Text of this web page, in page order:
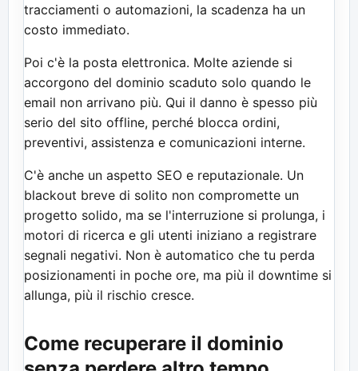
tracciamenti o automazioni, la scadenza ha un
costo immediato.
Poi c'è la posta elettronica. Molte aziende si
accorgono del dominio scaduto solo quando le
email non arrivano più. Qui il danno è spesso più
serio del sito offline, perché blocca ordini,
preventivi, assistenza e comunicazioni interne.
C'è anche un aspetto SEO e reputazionale. Un
blackout breve di solito non compromette un
progetto solido, ma se l'interruzione si prolunga, i
motori di ricerca e gli utenti iniziano a registrare
segnali negativi. Non è automatico che tu perda
posizionamenti in poche ore, ma più il downtime si
allunga, più il rischio cresce.
Come recuperare il dominio